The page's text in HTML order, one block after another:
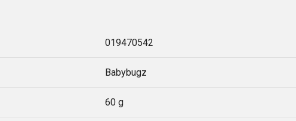
019470542
Babybugz
60 g